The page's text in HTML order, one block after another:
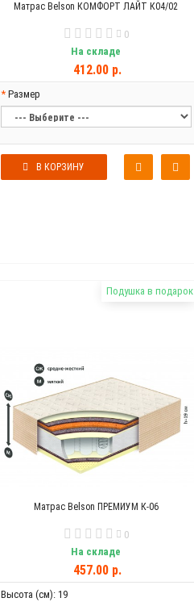
Матрас Belson КОМФОРТ ЛАЙТ К04/02
0
На складе
412.00 р.
Размер
В КОРЗИНУ
Подушка в подарок
Матрас Belson ПРЕМИУМ К-06
0
На складе
457.00 р.
Высота (см): 19